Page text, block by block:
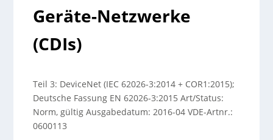
Geräte-Netzwerke
(CDIs)
Teil 3: DeviceNet (IEC 62026-3:2014 + COR1:2015);
Deutsche Fassung EN 62026-3:2015 Art/Status:
Norm, gültig Ausgabedatum: 2016-04 VDE-Artnr.:
0600113